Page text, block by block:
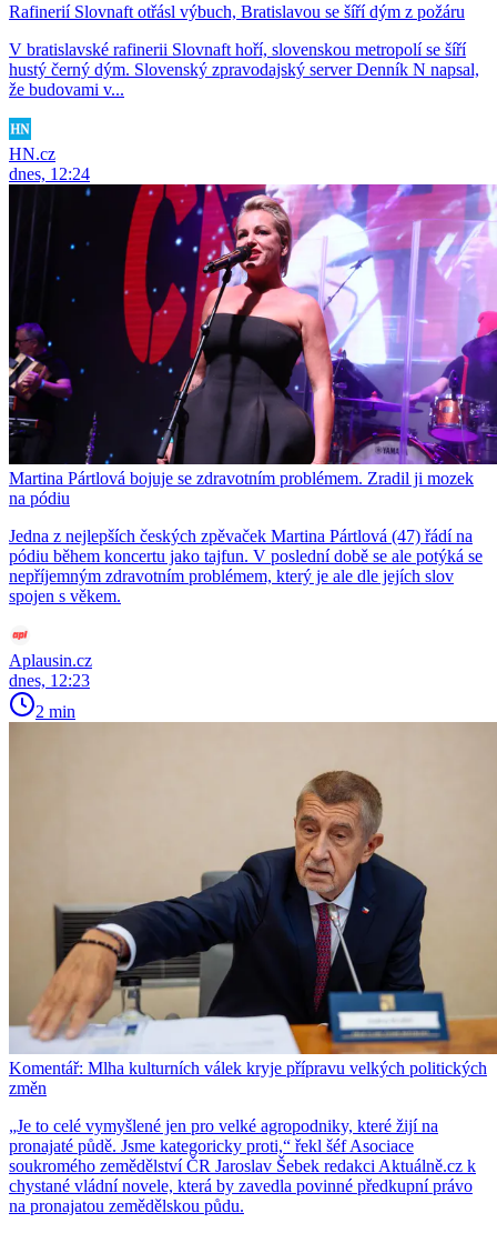
Rafinerií Slovnaft otřásl výbuch, Bratislavou se šíří dým z požáru
V bratislavské rafinerii Slovnaft hoří, slovenskou metropolí se šíří
hustý černý dým. Slovenský zpravodajský server Denník N napsal,
že budovami v...
HN.cz
dnes, 12:24
Martina Pártlová bojuje se zdravotním problémem. Zradil ji mozek
na pódiu
Jedna z nejlepších českých zpěvaček Martina Pártlová (47) řádí na
pódiu během koncertu jako tajfun. V poslední době se ale potýká se
nepříjemným zdravotním problémem, který je ale dle jejích slov
spojen s věkem.
Aplausin.cz
dnes, 12:23
2 min
Komentář: Mlha kulturních válek kryje přípravu velkých politických
změn
„Je to celé vymyšlené jen pro velké agropodniky, které žijí na
pronajaté půdě. Jsme kategoricky proti,“ řekl šéf Asociace
soukromého zemědělství ČR Jaroslav Šebek redakci Aktuálně.cz k
chystané vládní novele, která by zavedla povinné předkupní právo
na pronajatou zemědělskou půdu.